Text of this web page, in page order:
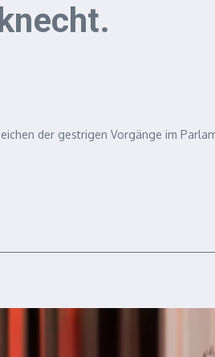
der gestrigen Vorgänge im